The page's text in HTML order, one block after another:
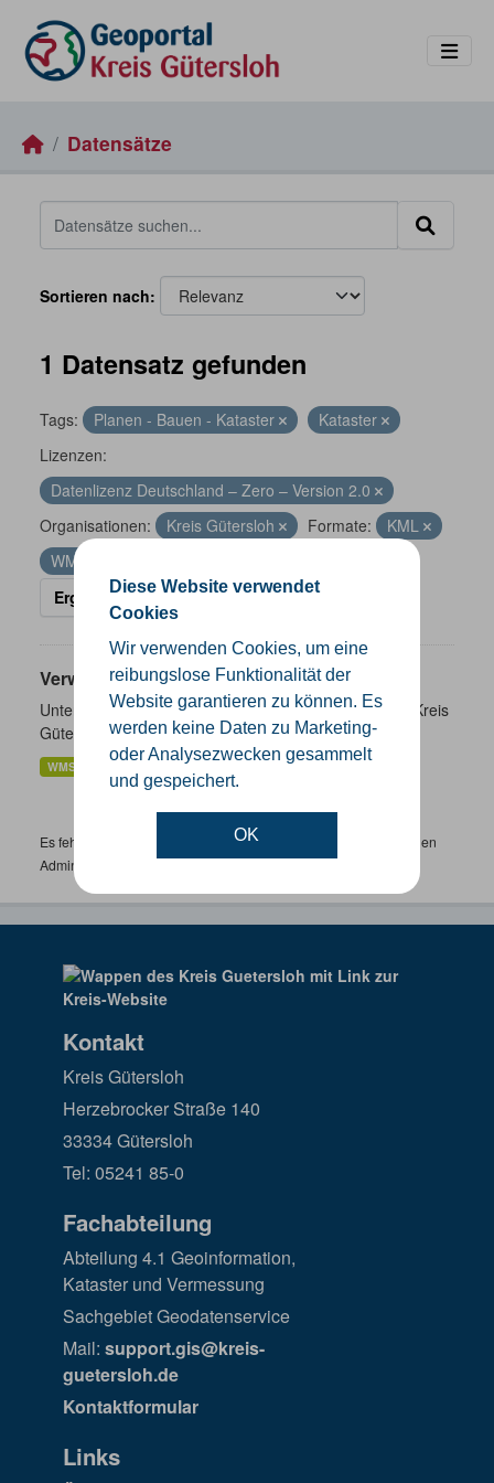
Diese Website verwendet
Cookies
Wir verwenden Cookies, um eine
reibungslose Funktionalität der
Website garantieren zu können. Es
werden keine Daten zu Marketing-
oder Analysezwecken gesammelt
und gespeichert.
OK
Datensätze
Sortieren nach
1 Datensatz gefunden
Tags: Planen - Bauen - Kataster
Kataster
Lizenzen:
Datenlizenz Deutschland – Zero – Version 2.0
Organisationen:
Kreis Gütersloh Formate:
KML
WMS
Ergebnisse filtern
Verwaltungsgrenzen
Unterschiedliche Ebenen der Verwaltungsgrenzen im Kreis
Gütersloh
WMS GeoJSON
Es fehlen spezifische Datensätze? Wenden Sie sich bitte an einen
Administrator unter:support.gis@kreis-guetersloh.de
Kontakt
Kreis Gütersloh
Herzebrocker Straße 140
33334 Gütersloh
Tel: 05241 85-0
Fachabteilung
Abteilung 4.1 Geoinformation,
Kataster und Vermessung
Sachgebiet Geodatenservice
Mail: support.gis@kreis-
guetersloh.de
Kontaktformular
Links